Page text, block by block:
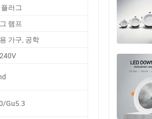
러그
램프
가구, 공학
Gu5.3